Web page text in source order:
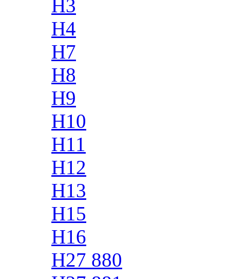
H3
H4
H7
H8
H9
H10
H11
H12
H13
H15
H16
H27 880